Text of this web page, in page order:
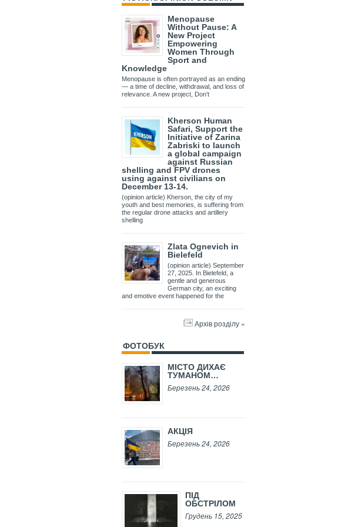
Menopause
Without Pause: A
New Project
Empowering
Women Through
Sport and
Knowledge
Menopause is often portrayed as an ending
— a time of decline, withdrawal, and loss of
relevance. A new project, Don’t
Kherson Human
Safari, Support the
Initiative of Zarina
Zabriski to launch
a global campaign
against Russian
shelling and FPV drones
using against civilians on
December 13-14.
(opinion article) Kherson, the city of my
youth and best memories, is suffering from
the regular drone attacks and artillery
shelling
Zlata Ognevich in
Bielefeld
(opinion article) September
27, 2025. In Bielefeld, a
gentle and generous
German city, an exciting
and emotive event happened for the
Архів розділу »
ФОТОБУК
МІСТО ДИХАЄ
ТУМАНОМ…
Березень 24, 2026
АКЦІЯ
Березень 24, 2026
ПІД
ОБСТРІЛОМ
Грудень 15, 2025